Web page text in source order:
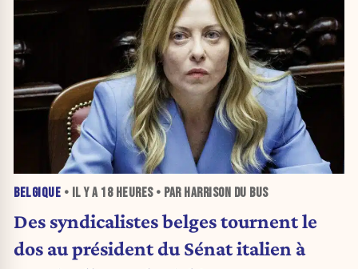
BELGIQUE • IL Y A 18 HEURES• PAR HARRISON DU BUS
Des syndicalistes belges tournent le
dos au président du Sénat italien à